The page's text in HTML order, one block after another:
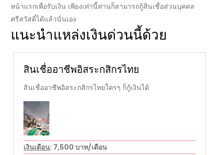
หน้าแรกเพื่อรับเงิน เพียงเท่านี้ท่านก็สามารถกู้สินเชื่อส่วนบุคคล
ศรีสวัสดิ์ได้แล้วนั่นเอง
แนะนำแหล่งเงินด่วนนี้ด้วย
สินเชื่ออาชีพอิสระกสิกรไทย
สินเชื่ออาชีพอิสระกสิกรไทยใครๆ ก็กู้เงินได้
เงินเดือน: 7,500 บาท/เดือน